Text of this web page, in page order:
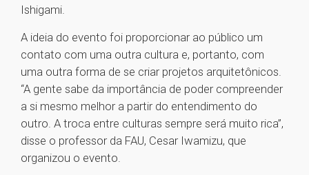
Ishigami.
A ideia do evento foi proporcionar ao público um
contato com uma outra cultura e, portanto, com
uma outra forma de se criar projetos arquitetônicos.
“A gente sabe da importância de poder compreender
a si mesmo melhor a partir do entendimento do
outro. A troca entre culturas sempre será muito rica”,
disse o professor da FAU, Cesar Iwamizu, que
organizou o evento.